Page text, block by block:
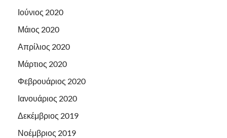
Ιούνιος 2020
Μάιος 2020
Απρίλιος 2020
Μάρτιος 2020
Φεβρουάριος 2020
Ιανουάριος 2020
Δεκέμβριος 2019
Νοέμβριος 2019